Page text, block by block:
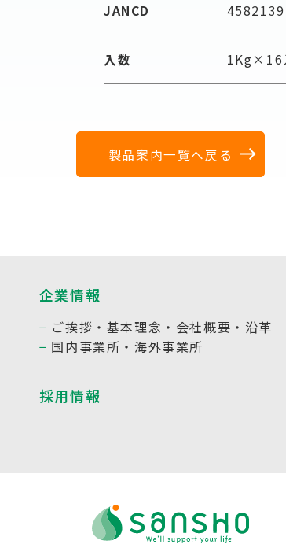
JANCD
入数 1Kg×16
製品案内一覧へ戻る
企業情報
ご挨拶・基本理念・会社概要・沿革
国内事業所・海外事業所
採用情報